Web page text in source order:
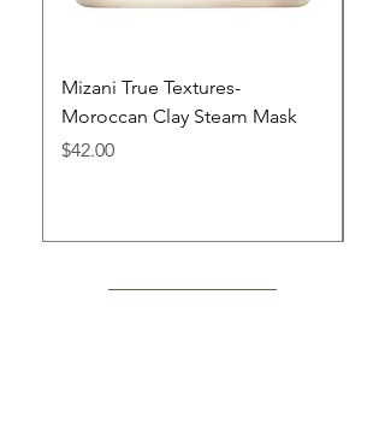
Mizani True Textures-
Moroccan Clay Steam Mask
Precio
$42.00